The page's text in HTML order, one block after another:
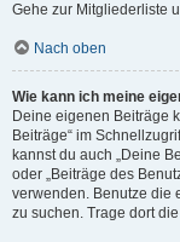
Gehe zur Mitgliederliste
Nach oben
Wie kann ich meine
Deine eigenen Beiträge
Beiträge“ im
kannst du auch „Deine
oder „Beiträge des
verwenden. Benutze die
zu suchen. Trage dort